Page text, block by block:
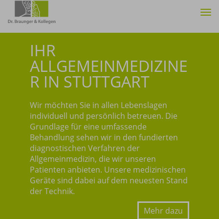
IHR
ALLGEMEINMEDIZINE
R IN STUTTGART
Wir möchten Sie in allen Lebenslagen
individuell und persönlich betreuen. Die
Grundlage für eine umfassende
Behandlung sehen wir in den fundierten
diagnostischen Verfahren der
Allgemeinmedizin, die wir unseren
Patienten anbieten. Unsere medizinischen
Geräte sind dabei auf dem neuesten Stand
der Technik.
Mehr dazu